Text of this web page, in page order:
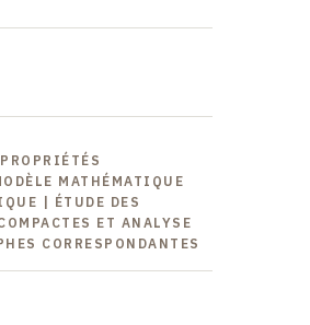
MATHÉMATIQUE
| ÉTUDE DES
ET ANALYSE
CORRESPONDANTES